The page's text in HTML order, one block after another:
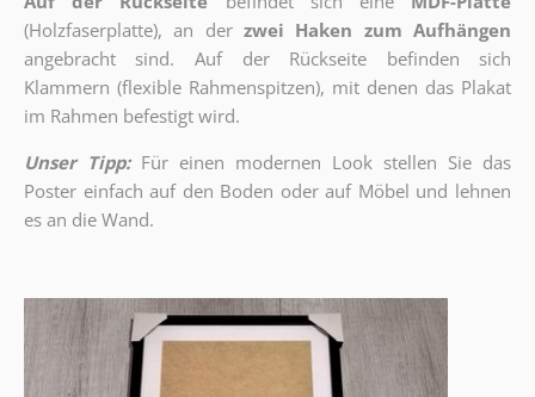
(Holzfaserplatte), an der zwei Haken zum Aufhängen
angebracht sind.
Auf der Rückseite befinden sich
Klammern (flexible Rahmenspitzen), mit denen das Plakat
im Rahmen befestigt wird.
Unser Tipp: Für einen modernen Look stellen Sie das
Poster einfach auf den Boden oder auf Möbel und lehnen
es an die Wand.